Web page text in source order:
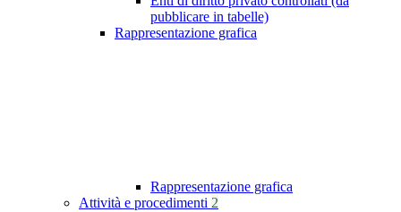
pubblicare in tabelle)
Rappresentazione grafica
Rappresentazione grafica
Attività e procedimenti 2